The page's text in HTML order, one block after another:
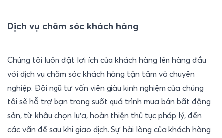
Dịch vụ chăm sóc khách hàng
Chúng tôi luôn đặt lợi ích của khách hàng lên hàng đầu
với dịch vụ chăm sóc khách hàng tận tâm và chuyên
nghiệp. Đội ngũ tư vấn viên giàu kinh nghiệm của chúng
tôi sẽ hỗ trợ bạn trong suốt quá trình mua bán bất động
sản, từ khâu chọn lựa, hoàn thiện thủ tục pháp lý, đến
các vấn đề sau khi giao dịch. Sự hài lòng của khách hàng